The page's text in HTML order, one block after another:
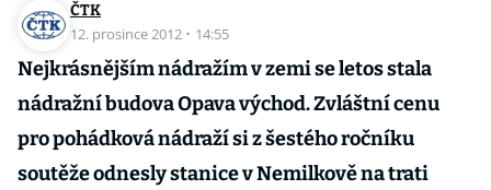
ČTK
12. prosince 2012 · 14:55
Nejkrásnějším nádražím v zemi se letos stala
nádražní budova Opava východ. Zvláštní cenu
pro pohádková nádraží si z šestého ročníku
soutěže odnesly stanice v Nemilkově na trati